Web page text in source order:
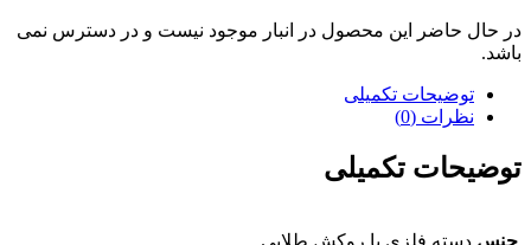
در حال حاضر این محصول در انبار موجود نیست و در دسترس نمی
باشد.
توضیحات تکمیلی
نظرات (0)
توضیحات تکمیلی